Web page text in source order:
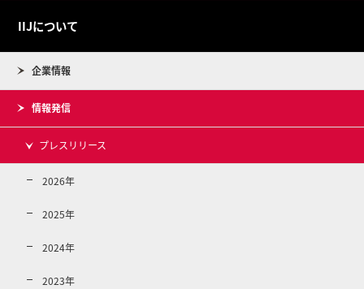
IIJについて
企業情報
情報発信
プレスリリース
2026年
2025年
2024年
2023年